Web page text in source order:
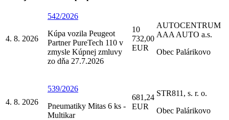
4. 8. 2026
542/2026
Kúpa vozila Peugeot
Partner PureTech 110 v
zmysle Kúpnej zmluvy
zo dňa 27.7.2026
10
732,00
EUR
AUTOCENTRUM
AAA AUTO a.s.
Obec Palárikovo
4. 8. 2026
539/2026
Pneumatiky Mitas 6 ks -
Multikar
681,24
EUR
STR811, s. r. o.
Obec Palárikovo